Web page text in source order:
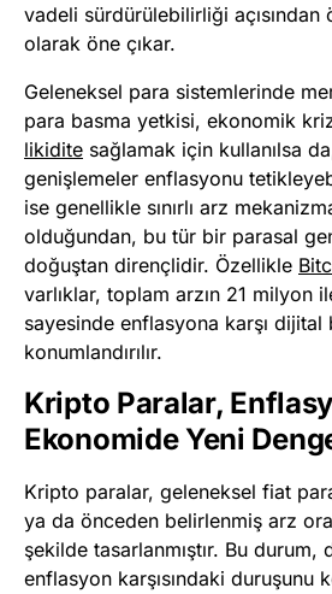
vadeli sürdürülebilirliği açısından
olarak öne çıkar.
Geleneksel para sistemlerinde
para basma yetkisi, ekonomik
likidite sağlamak için kullanılsa
genişlemeler enflasyonu
ise genellikle sınırlı arz
olduğundan, bu tür bir parasal
doğuştan dirençlidir. Özellikle
varlıklar, toplam arzın 21 milyon ile
sayesinde enflasyona karşı dijital
konumlandırılır.
Kripto Paralar,
Ekonomide Yeni
Kripto paralar, geleneksel fiat
ya da önceden belirlenmiş arz
şekilde tasarlanmıştır. Bu durum,
enflasyon karşısındaki duruşunu